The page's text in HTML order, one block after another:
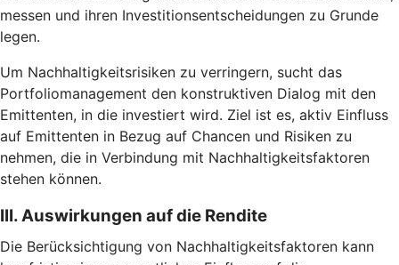
messen und ihren Investitionsentscheidungen zu Grunde
legen.
Um Nachhaltigkeitsrisiken zu verringern, sucht das
Portfoliomanagement den konstruktiven Dialog mit den
Emittenten, in die investiert wird. Ziel ist es, aktiv Einfluss
auf Emittenten in Bezug auf Chancen und Risiken zu
nehmen, die in Verbindung mit Nachhaltigkeitsfaktoren
stehen können.
III. Auswirkungen auf die Rendite
Die Berücksichtigung von Nachhaltigkeitsfaktoren kann